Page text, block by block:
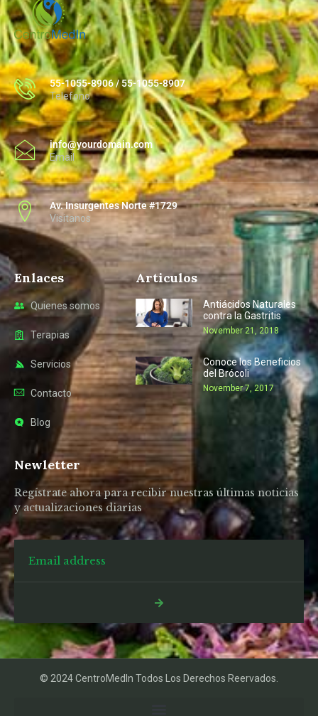
55-1055-8906 / 55-1055-8907
Telefono
info@yourdomain.com
Email
Av. Insurgentes Norte #1729
Visitanos
Enlaces
Quienes somos
Terapias
Servicios
Contacto
Blog
Articulos
Antiácidos Naturales
contra la Gastritis
November 21, 2018
Conoce los Beneficios
del Brócoli
November 7, 2017
Newletter
Regístrate ahora para recibir nuestras últimas noticias
y actualizaciones diarias
© 2024 CentroMedIn Todos Los Derechos Reervados.